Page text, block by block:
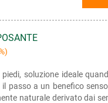
soluzione ideale
passo a un benefico
naturale derivato dai